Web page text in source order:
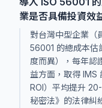
業是否具備投資效
對台灣中型企業（
56001 的總成本估
度而異），每年認
益方面，取得 IMS
ROI）平均提升
秘密法》的法律糾